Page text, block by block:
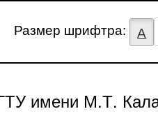
Размер шрифтра: А
имени М.Т.